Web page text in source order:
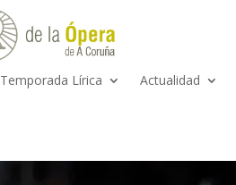
Temporada Lírica Actualidad